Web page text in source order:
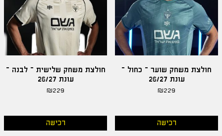
חולצת משחק שוער – כחול –
עונת 26/27
₪229
רכישה
חולצת משחק שלישית – לבנה –
עונת 26/27
₪229
רכישה